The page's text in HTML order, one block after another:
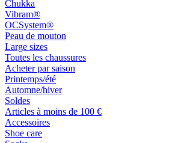
Chukka
Vibram®
OCSystem®
Peau de mouton
Large sizes
Toutes les chaussures
Acheter par saison
Printemps/été
Automne/hiver
Soldes
Articles à moins de 100 €
Accessoires
Shoe care